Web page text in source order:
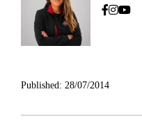
Published: 28/07/2014